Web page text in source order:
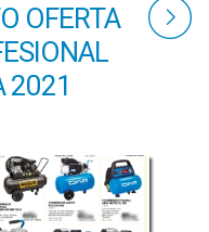
OFERTA
2021